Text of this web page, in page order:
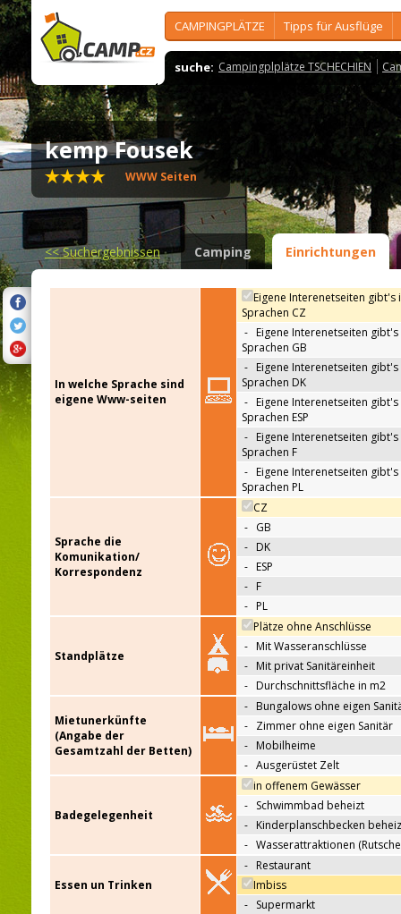
CAMPINGPLÄTZE Tipps für Ausflüge
suche: Campingplplätze TSCHECHIEN
kemp Fousek
WWW Seiten
<<Suchergebnissen Camping Einrichtungen
In welche Sprache sind
eigene Www-seiten
Eigene Interenetseiten gibt's
Sprachen CZ
- Eigene Interenetseiten gibt's
Sprachen GB
- Eigene Interenetseiten gibt's
Sprachen DK
- Eigene Interenetseiten gibt's
Sprachen ESP
- Eigene Interenetseiten gibt's
Sprachen F
- Eigene Interenetseiten gibt's
Sprachen PL
Sprache die
Komunikation/
Korrespondenz
CZ
- GB
- DK
- ESP
- F
- PL
Standplätze
Plätze ohne Anschlüsse
- Mit Wasseranschlüsse
- Mit privat Sanitäreinheit
- Durchschnittsfläche in m2
Mietunerkünfte
(Angabe der
Gesamtzahl der Betten)
- Bungalows ohne eigen
- Zimmer ohne eigen Sanitär
- Mobilheime
- Ausgerüstet Zelt
Badegelegenheit
in offenem Gewässer
- Schwimmbad beheizt
- Kinderplanschbecken
- Wasserattraktionen
Essen un Trinken
- Restaurant
Imbiss
- Supermarkt